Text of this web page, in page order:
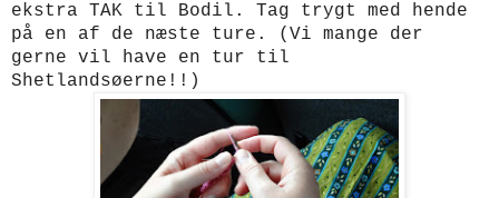
ekstra TAK til Bodil. Tag trygt med hende
på en af de næste ture. (Vi mange der
gerne vil have en tur til
Shetlandsøerne!!)